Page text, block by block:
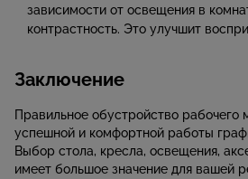
зависимости от освещения в
контрастность. Это улучшит
Заключение
Правильное обустройство рабочего
успешной и комфортной работы
Выбор стола, кресла, освещения,
имеет большое значение для вашей